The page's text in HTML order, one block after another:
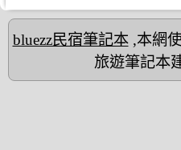
bluezz民宿筆記本,本網
旅遊筆記本